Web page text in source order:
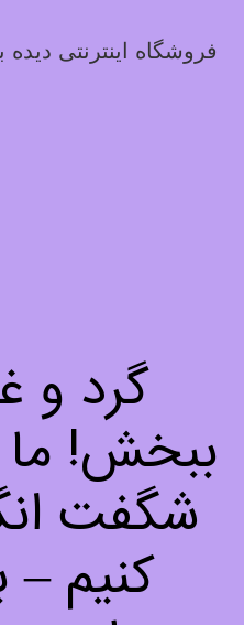
فروشگاه اینترنتی
گرد و
ببخش!
شگفت
کنیم